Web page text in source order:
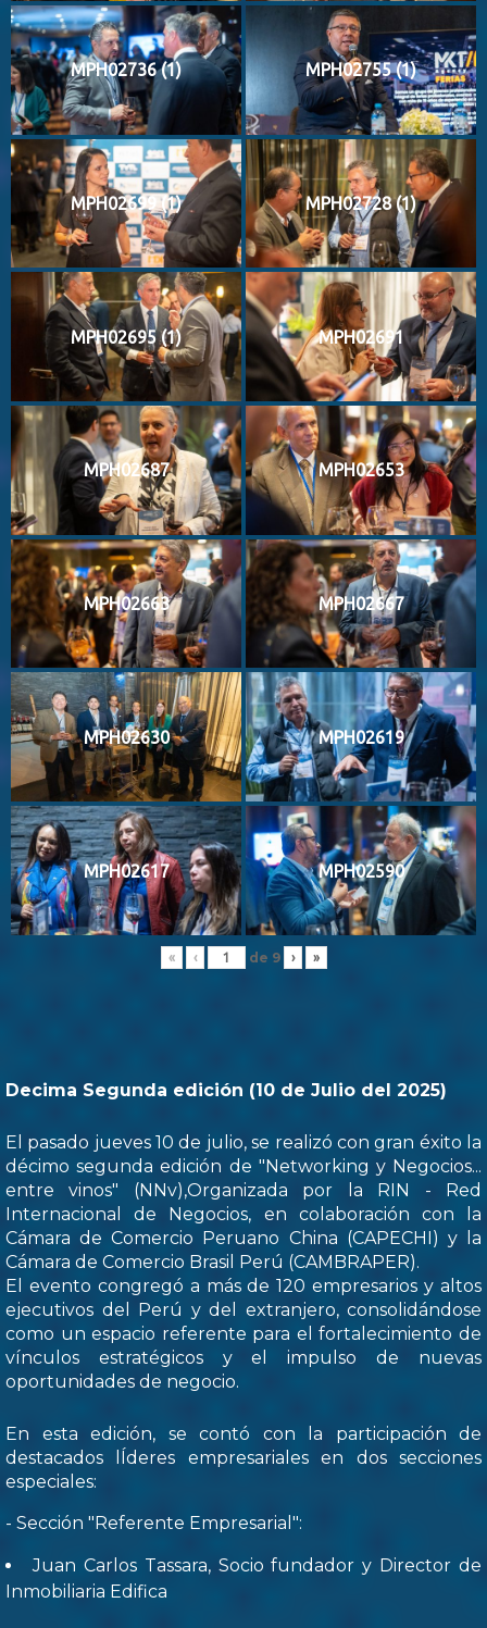
MPH02736 (1) MPH02755 (1)
MPH02699 (1) MPH02728 (1)
MPH02695 (1) MPH02691
MPH02687 MPH02653
MPH02663 MPH02667
MPH02630 MPH02619
MPH02617 MPH02590
« ‹ de 9 › »
Decima Segunda edición (10 de Julio del 2025)
El pasado jueves 10 de julio, se realizó con gran éxito la
décimo segunda edición de "Networking y Negocios...
entre vinos" (NNv),Organizada por la RIN - Red
Internacional de Negocios, en colaboración con la
Cámara de Comercio Peruano China (CAPECHI) y la
Cámara de Comercio Brasil Perú (CAMBRAPER).
El evento congregó a más de 120 empresarios y altos
ejecutivos del Perú y del extranjero, consolidándose
como un espacio referente para el fortalecimiento de
vínculos estratégicos y el impulso de nuevas
oportunidades de negocio.
En esta edición, se contó con la participación de
destacados lÍderes empresariales en dos secciones
especiales:
- Sección "Referente Empresarial":
Juan Carlos Tassara, Socio fundador y Director de
Inmobiliaria Edifica